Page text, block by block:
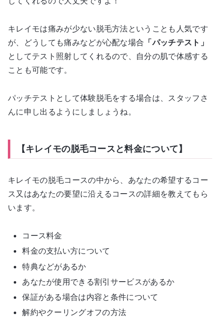
キレイモは痛みが少ない脱毛方法ということも人気です
が、どうしても痛みなどが心配な場合 「パッチテスト」
としてテスト照射してくれるので、自分の肌で体感する
ことも可能です。
パッチテストとして体験脱毛をする場合は、スタッフさ
んに申し出るようにしましょうね。
【キレイモの脱毛コースと料金について】
キレイモの脱毛コースの中から、あなたの希望するコー
ス又はあなたの要望に沿えるコースの詳細を教えてもら
います。
コース料金
料金の支払い方について
特典などがあるか
あなたが使用できる割引サービスがあるか
保証がある場合は内容と条件について
解約やクーリングオフの方法